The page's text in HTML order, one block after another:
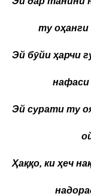
ту оҳанги
Эй бӯйи ҳарчи
нафаси
Эй сурати ту
ойинаи
Ҳаққо, ки ҳеч
надорад